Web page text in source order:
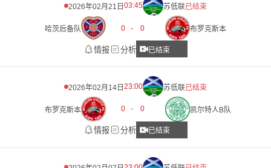
2026年02月21日 03:45 苏低联已结束
哈茨后备队 0 - 0 布罗克斯本
情报 分析 已结束
2026年02月14日 23:00 苏低联已结束
布罗克斯本 0 - 0 凯尔特人B队
情报 分析 已结束